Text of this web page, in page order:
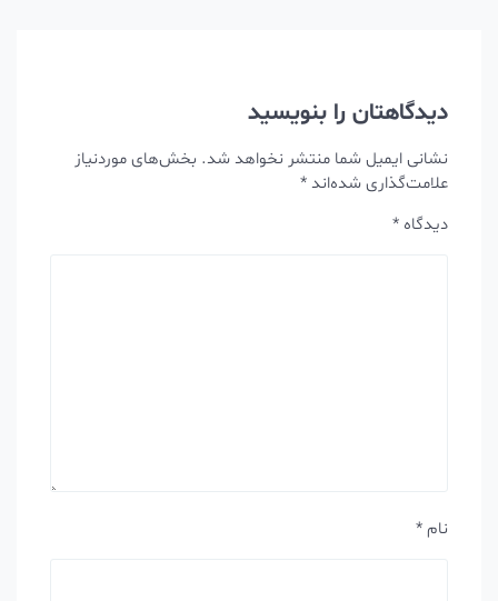
دیدگاهتان را بنویسید
نشانی ایمیل شما منتشر نخواهد شد.بخش‌های موردنیاز
علامت‌گذاری شده‌اند*
دیدگاه*